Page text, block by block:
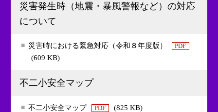
災害発生時（地震・暴風警報など）の対応
について
災害時における緊急対応（令和８年度版） PDF
(609 KB)
不二小安全マップ
不二小安全マップ PDF (825 KB)